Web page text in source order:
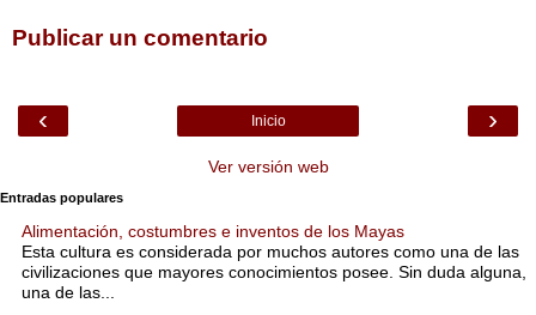
Publicar un comentario
‹ ›
Inicio
Ver versión web
Entradas populares
Alimentación, costumbres e inventos de los Mayas
Esta cultura es considerada por muchos autores como una de las
civilizaciones que mayores conocimientos posee. Sin duda alguna,
una de las...